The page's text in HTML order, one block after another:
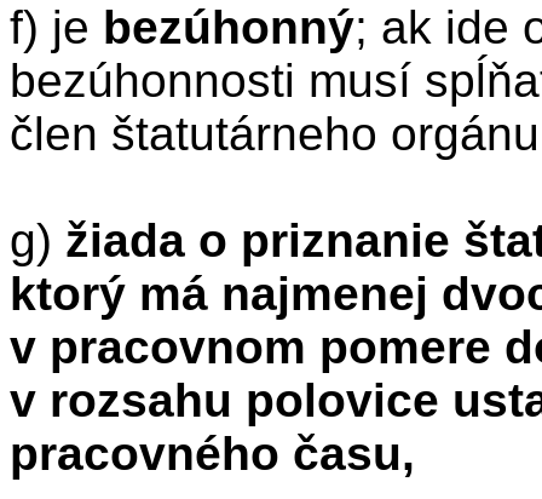
f) je bezúhonný; ak ide
bezúhonnosti musí
člen štatutárneho
g) žiada o priznanie
ktorý má najmenej
v pracovnom pomere
v rozsahu polovice
pracovného času,